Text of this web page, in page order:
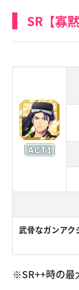
SR【寡
武骨なガンアク
※SR++時の最